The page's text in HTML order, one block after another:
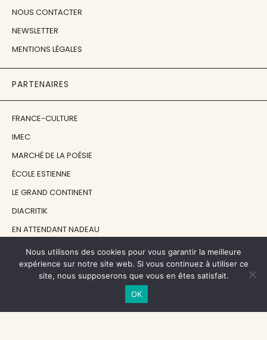
NOUS CONTACTER
NEWSLETTER
MENTIONS LÉGALES
PARTENAIRES
FRANCE-CULTURE
IMEC
MARCHÉ DE LA POÉSIE
ÉCOLE ESTIENNE
LE GRAND CONTINENT
DIACRITIK
EN ATTENDANT NADEAU
NOS SOUTIENS
Nous utilisons des cookies pour vous garantir la meilleure
expérience sur notre site web. Si vous continuez à utiliser ce
site, nous supposerons que vous en êtes satisfait.
OK